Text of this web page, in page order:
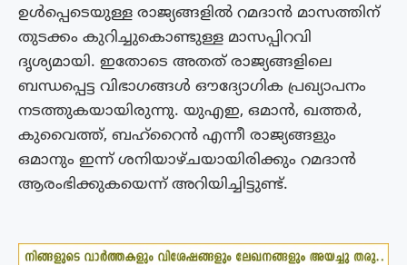
ഉൾപ്പെടെയുള്ള രാജ്യങ്ങളിൽ റമദാൻ മാസത്തിന്
തുടക്കം കുറിച്ചുകൊണ്ടുള്ള മാസപ്പിറവി
ദൃശ്യമായി. ഇതോടെ അതത് രാജ്യങ്ങളിലെ
ബന്ധപ്പെട്ട വിഭാഗങ്ങൾ ഔദ്യോഗിക പ്രഖ്യാപനം
നടത്തുകയായിരുന്നു. യുഎഇ, ഒമാൻ, ഖത്തർ,
കുവൈത്ത്, ബഹ്റൈൻ എന്നീ രാജ്യങ്ങളും
ഒമാനും ഇന്ന് ശനിയാഴ്ചയായിരിക്കും റമദാൻ
ആരംഭിക്കുകയെന്ന് അറിയിച്ചിട്ടുണ്ട്.